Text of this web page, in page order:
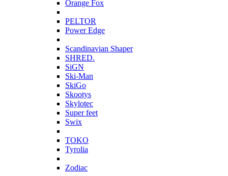
Orange Fox
PELTOR
Power Edge
Scandinavian Shaper
SHRED.
SiGN
Ski-Man
SkiGo
Skootys
Skylotec
Super feet
Swix
TOKO
Tyrolia
Zodiac